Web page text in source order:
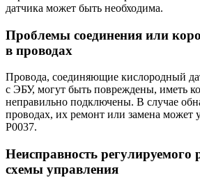
датчика может быть необходима.
Проблемы соединения или
в проводах
Провода, соединяющие кислородный
с ЭБУ, могут быть повреждены, иметь
неправильно подключены. В случае
проводах, их ремонт или замена может
P0037.
Неисправность регулируемого
схемы управления